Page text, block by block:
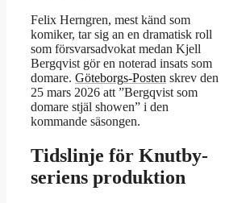
Felix Herngren, mest känd som
komiker, tar sig an en dramatisk roll
som försvarsadvokat medan Kjell
Bergqvist gör en noterad insats som
domare. Göteborgs-Posten skrev den
25 mars 2026 att ”Bergqvist som
domare stjäl showen” i den
kommande säsongen.
Tidslinje för Knutby-
seriens produktion